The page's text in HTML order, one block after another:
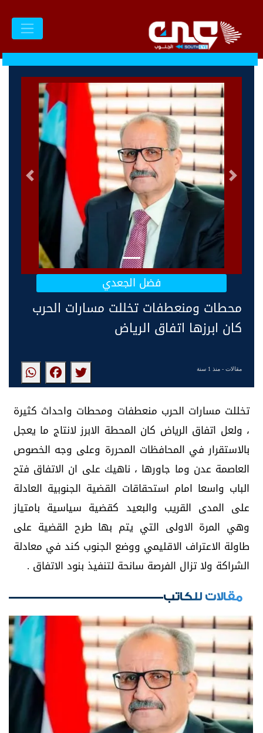
التالى السابق
فضل الجعدي
محطات ومنعطفات تخللت مسارات الحرب
كان ابرزها اتفاق الرياض
مقالات- منذ 1 سنة
‏تخللت مسارات الحرب منعطفات ومحطات واحداث كثيرة
، ولعل اتفاق الرياض كان المحطة الابرز لانتاج ما يعجل
بالاستقرار في المحافظات المحررة وعلى وجه الخصوص
العاصمة عدن وما جاورها ، ناهيك على ان الاتفاق فتح
الباب واسعا امام استحقاقات القضية الجنوبية العادلة
على المدى القريب والبعيد كقضية سياسية بامتياز
وهي المرة الاولى التي يتم بها طرح القضية على
طاولة الاعتراف الاقليمي ووضع الجنوب كند في معادلة
الشراكة ولا تزال الفرصة سانحة لتنفيذ بنود الاتفاق .
مقالات للكاتب